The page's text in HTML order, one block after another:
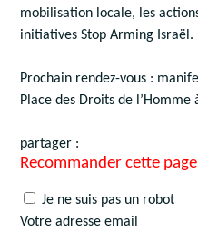
mobilisation locale, les
initiatives Stop Arming Israël.
Prochain rendez-vous :
Place des Droits de l’Homme
partager :
Recommander cette page
Je ne suis pas un robot
Votre adresse email